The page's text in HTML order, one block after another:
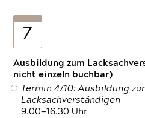
7
Ausbildung zum
nicht einzeln buchbar)
Termin 4/10: Ausbildung
Lacksachverständigen
9.00—16.30 Uhr